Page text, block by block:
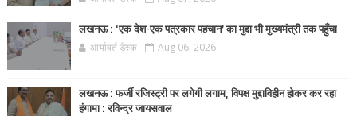
लखनऊ : ‘एक देश-एक पत्रकार पहचान’ का मुद्दा भी मुख्यमंत्री तक पहुँचा
आर्यावर्त डेस्क Aug 06, 2026
लखनऊ : फर्जी रजिस्ट्री पर लगेगी लगाम, विपक्ष मुद्दाविहीन होकर कर रहा
हंगामा : रविन्द्र जायसवाल